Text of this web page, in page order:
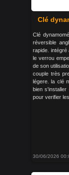
Clé
Clé
réversible
rapide. intégré
le verrou
de son
couple très
légere. la clé
bien s'installer
pour verifier
30/06/2026